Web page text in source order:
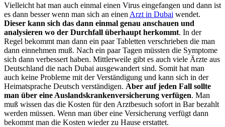
Vielleicht hat man auch einmal einen Virus eingefangen und dann ist
es dann besser wenn man sich an einen Arzt in Dubai wendet.
Dieser kann sich das dann einmal genau anschauen und
analysieren wo der Durchfall überhaupt herkommt. In der
Regel bekommt man dann ein paar Tabletten verschrieben die man
dann einnehmen muß. Nach ein paar Tagen müssten die Symptome
sich dann verbessert haben. Mittlerweile gibt es auch viele Ärzte aus
Deutschland die nach Dubai ausgewandert sind. Somit hat man
auch keine Probleme mit der Verständigung und kann sich in der
Heimatsprache Deutsch verständigen. Aber auf jeden Fall sollte
man über eine Auslandskrankenversicherung verfügen. Man
muß wissen das die Kosten für den Arztbesuch sofort in Bar bezahlt
werden müssen. Wenn man über eine Versicherung verfügt dann
bekommt man die Kosten wieder zu Hause erstattet.